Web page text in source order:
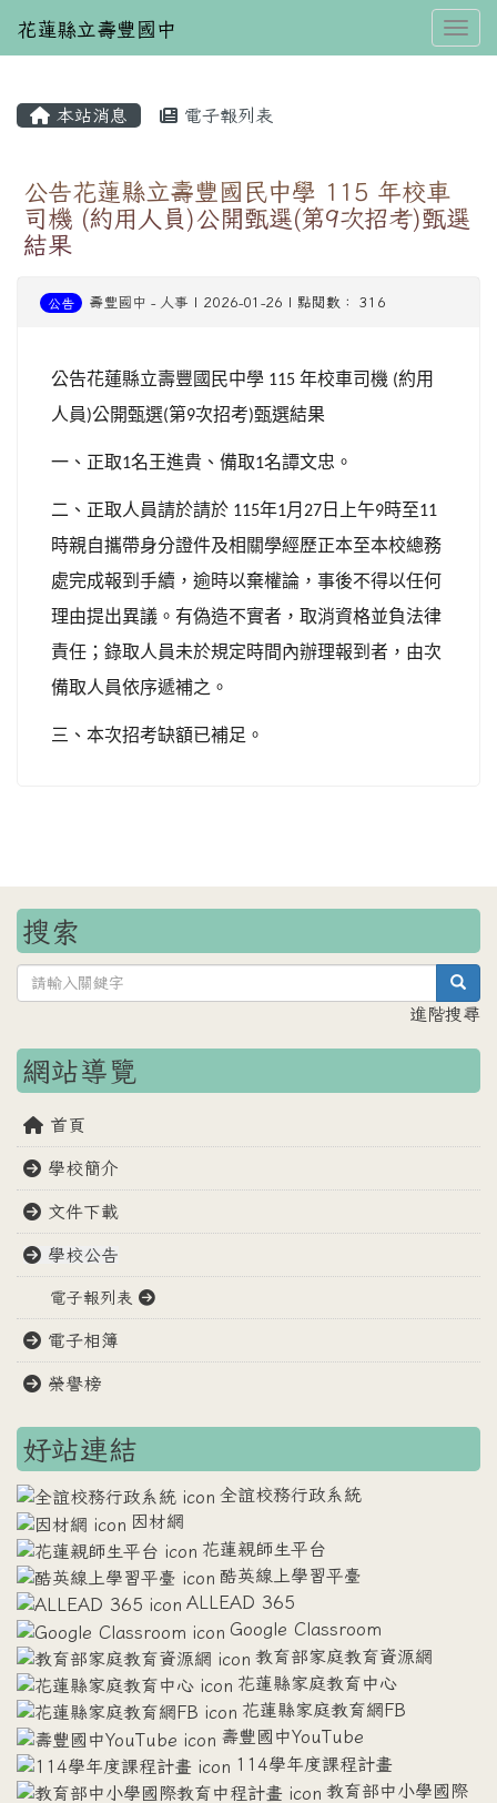
花蓮縣立壽豐國中
本站消息 電子報列表
公告花蓮縣立壽豐國民中學 115 年校車
司機 (約用人員)公開甄選(第9次招考)甄選
結果
公告 壽豐國中 - 人事 | 2026-01-26 | 點閱數： 316
公告花蓮縣立壽豐國民中學 115 年校車司機 (約用
人員)公開甄選(第9次招考)甄選結果
一、正取1名王進貴、備取1名譚文忠。
二、正取人員請於請於 115年1月 27 日上午9時至11
時親自攜帶身分證件及相關學經歷正本至本校總務
處完成報到手續，逾時以棄權論，事後不得以任何
理由提出異議。有偽造不實者，取消資格並負法律
責任；錄取人員未於規定時間內辦理報到者，由次
備取人員依序遞補之。
三、本次招考缺額已補足。
搜索
進階搜尋
網站導覽
首頁
學校簡介
文件下載
學校公告
電子報列表
電子相簿
榮譽榜
好站連結
全誼校務行政系統
因材網
花蓮親師生平台
酷英線上學習平臺
ALLEAD 365
Google Classroom
教育部家庭教育資源網
花蓮縣家庭教育中心
花蓮縣家庭教育網FB
壽豐國中YouTube
114學年度課程計畫
教育部中小學國際